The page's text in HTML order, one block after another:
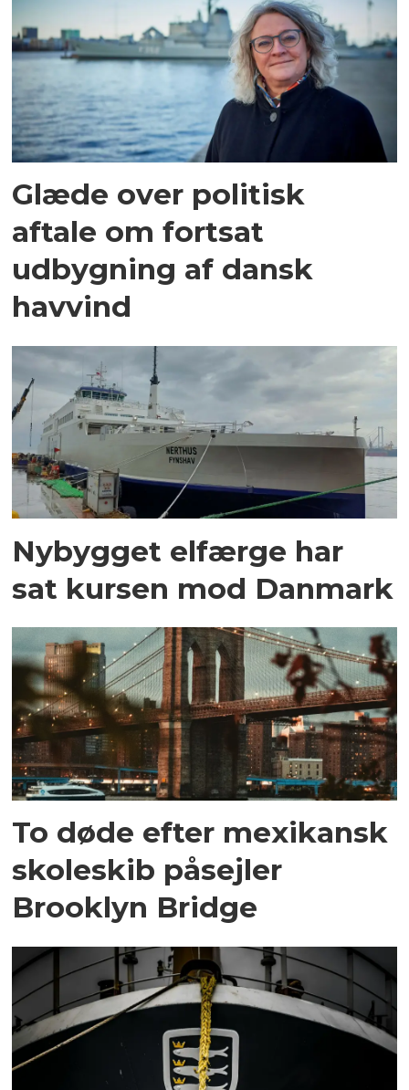
Glæde over politisk
aftale om fortsat
udbygning af dansk
havvind
Nybygget elfærge har
sat kursen mod Danmark
To døde efter mexikansk
skoleskib påsejler
Brooklyn Bridge